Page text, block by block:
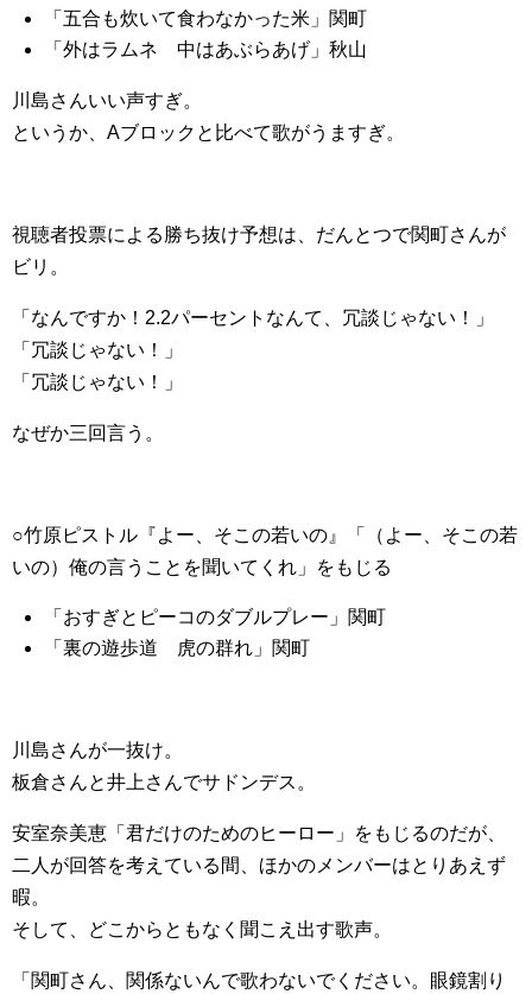
「五合も炊いて食わなかった米」関町
「外はラムネ 中はあぶらあげ」秋山
川島さんいい声すぎ。
というか、Aブロックと比べて歌がうますぎ。
視聴者投票による勝ち抜け予想は、だんとつで関町さんが
ビリ。
「なんですか！2.2パーセントなんて、冗談じゃない！」
「冗談じゃない！」
「冗談じゃない！」
なぜか三回言う。
○竹原ピストル『よー、そこの若いの』「（よー、そこの若
いの）俺の言うことを聞いてくれ」をもじる
「おすぎとピーコのダブルプレー」関町
「裏の遊歩道 虎の群れ」関町
川島さんが一抜け。
板倉さんと井上さんでサドンデス。
安室奈美恵「君だけのためのヒーロー」をもじるのだが、
二人が回答を考えている間、ほかのメンバーはとりあえず
暇。
そして、どこからともなく聞こえ出す歌声。
「関町さん、関係ないんで歌わないでください。眼鏡割り